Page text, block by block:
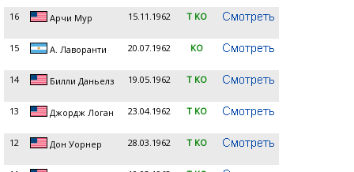
16 Арчи Мур 15.11.1962 T KO
15 А. Лаворанти 20.07.1962 KO
14 Билли Даньелз 19.05.1962 T KO
13 Джордж Логан 23.04.1962 T KO
12 Дон Уорнер 28.03.1962 T KO